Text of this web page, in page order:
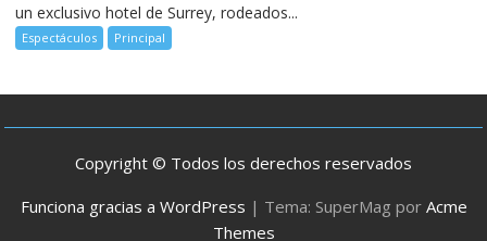
un exclusivo hotel de Surrey, rodeados...
Espectáculos Principal
Copyright © Todos los derechos reservados
Funciona gracias a WordPress | Tema: SuperMag por Acme
Themes